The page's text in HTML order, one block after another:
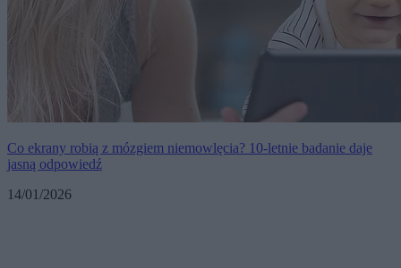
Co ekrany robią z mózgiem niemowlęcia? 10-letnie badanie daje
jasną odpowiedź
14/01/2026